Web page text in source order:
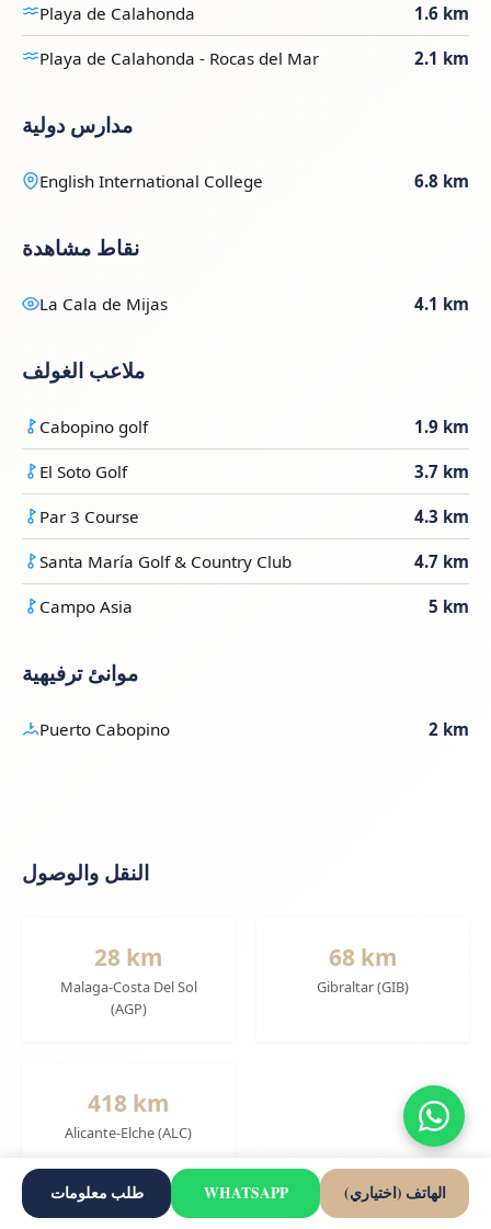
Playa de Calahonda 1.6 km
Playa de Calahonda - Rocas del Mar 2.1 km
مدارس دولية
English International College 6.8 km
نقاط مشاهدة
La Cala de Mijas 4.1 km
ملاعب الغولف
Cabopino golf 1.9 km
El Soto Golf 3.7 km
Par 3 Course 4.3 km
Santa María Golf & Country Club 4.7 km
Campo Asia 5 km
موانئ ترفيهية
Puerto Cabopino 2 km
النقل والوصول
28 km
Malaga-Costa Del Sol
(AGP)
68 km
Gibraltar (GIB)
418 km
Alicante-Elche (ALC)
طلب معلومات WHATSAPP الهاتف (اختياري)